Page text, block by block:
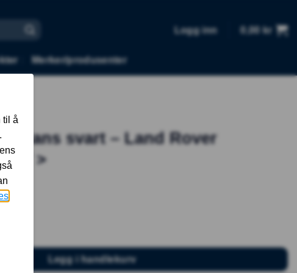
Logg inn 0,00kr
Merker/produsenter
glans svart – Land Rover
>
Legg i handlekurv